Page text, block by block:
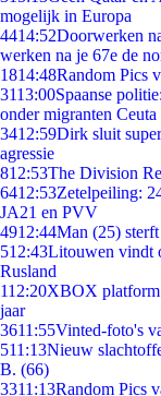
mogelijk in Europa
4414:52Doorwerken
werken na je 67e de
1814:48Random Pics
3113:00Spaanse
onder migranten Ceuta
3412:59Dirk sluit
agressie
812:53The Division
6412:53Zetelpeiling:
JA21 en PVV
4912:44Man (25)
512:43Litouwen vindt
Rusland
112:20XBOX platform
jaar
3611:55Vinted-foto's
511:13Nieuw
B. (66)
3311:13Random Pics